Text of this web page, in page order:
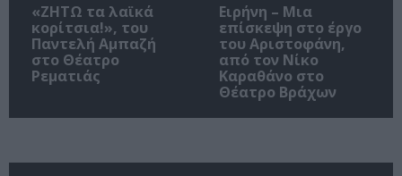
«ΖΗΤΩ τα λαϊκά
κορίτσια!», του
Παντελή Αμπαζή
στο Θέατρο
Ρεματιάς
Ειρήνη – Μια
επίσκεψη στο έργο
του Αριστοφάνη,
από τον Νίκο
Καραθάνο στο
Θέατρο Βράχων